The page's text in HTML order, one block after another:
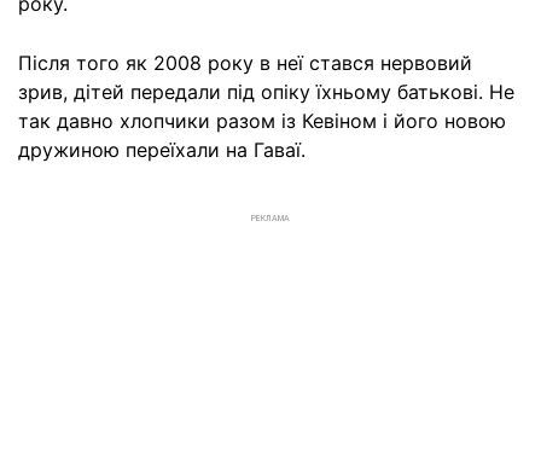
Після того як 2008 року в неї стався нервовий
зрив, дітей передали під опіку їхньому батькові. Не
так давно хлопчики разом із Кевіном і його новою
дружиною переїхали на Гаваї.
РЕКЛАМА